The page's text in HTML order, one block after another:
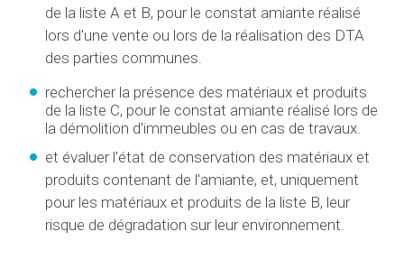
de la liste A et B, pour le constat amiante réalisé
lors d'une vente ou lors de la réalisation des DTA
des parties communes.
rechercher la présence des matériaux et produits
de la liste C, pour le constat amiante réalisé lors de
la démolition d'immeubles ou en cas de travaux.
et évaluer l'état de conservation des matériaux et
produits contenant de l'amiante, et, uniquement
pour les matériaux et produits de la liste B, leur
risque de dégradation sur leur environnement.